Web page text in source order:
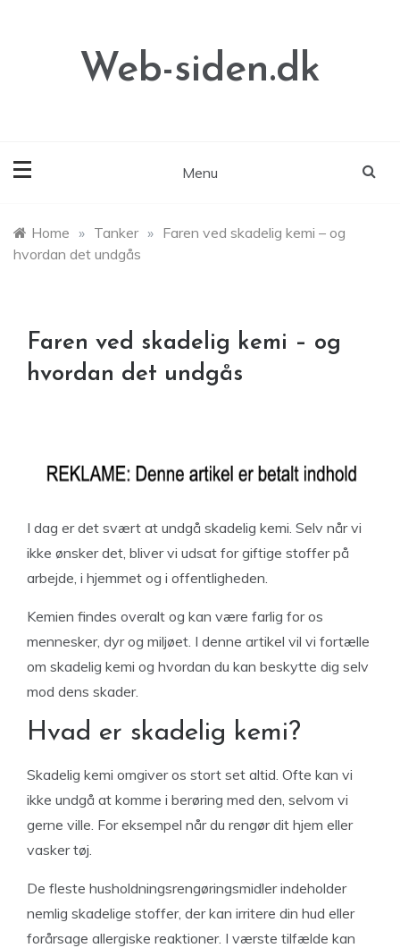
Web-siden.dk
Menu
Home » Tanker » Faren ved skadelig kemi – og
hvordan det undgås
Faren ved skadelig kemi – og
hvordan det undgås
I dag er det svært at undgå skadelig kemi. Selv når vi
ikke ønsker det, bliver vi udsat for giftige stoffer på
arbejde, i hjemmet og i offentligheden.
Kemien findes overalt og kan være farlig for os
mennesker, dyr og miljøet. I denne artikel vil vi fortælle
om skadelig kemi og hvordan du kan beskytte dig selv
mod dens skader.
Hvad er skadelig kemi?
Skadelig kemi omgiver os stort set altid. Ofte kan vi
ikke undgå at komme i berøring med den, selvom vi
gerne ville. For eksempel når du rengør dit hjem eller
vasker tøj.
De fleste husholdningsrengøringsmidler indeholder
nemlig skadelige stoffer, der kan irritere din hud eller
forårsage allergiske reaktioner. I værste tilfælde kan